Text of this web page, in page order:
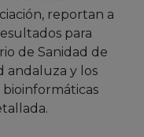
reportan a
para
de Sanidad de
andaluza y los